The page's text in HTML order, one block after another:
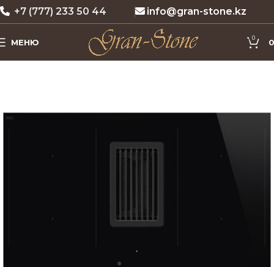
+7 (777) 233 50 44 info@gran-stone.kz
МЕНЮ 0 0